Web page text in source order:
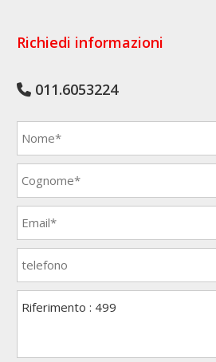
Richiedi informazioni
011.6053224